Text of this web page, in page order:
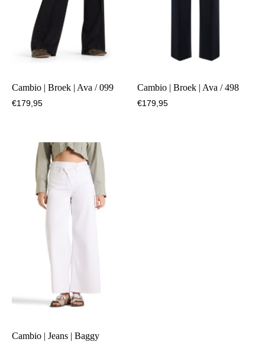
Cambio | Broek | Ava / 099
€179,95
Cambio | Broek | Ava / 498
€179,95
Cambio | Jeans | Baggy